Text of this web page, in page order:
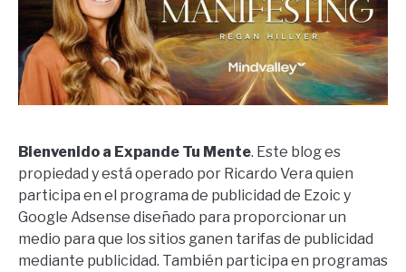
Bienvenido a Expande Tu Mente. Este blog es
propiedad y está operado por Ricardo Vera quien
participa en el programa de publicidad de Ezoic y
Google Adsense diseñado para proporcionar un
medio para que los sitios ganen tarifas de publicidad
mediante publicidad. También participa en programas